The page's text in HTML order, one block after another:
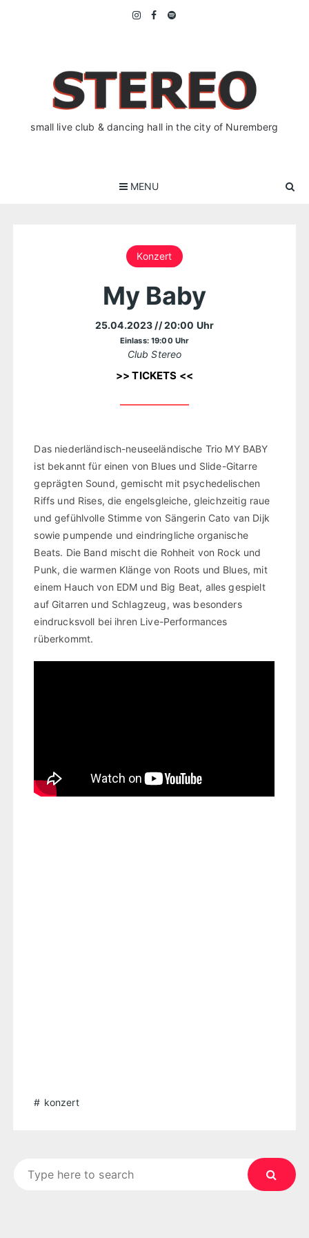
small live club & dancing hall in the city of Nuremberg
MENU
Konzert
My Baby
25.04.2023 // 20:00 Uhr
Einlass: 19:00 Uhr
Club Stereo
>> TICKETS <<
Das niederländisch-neuseeländische Trio MY BABY
ist bekannt für einen von Blues und Slide-Gitarre
geprägten Sound, gemischt mit psychedelischen
Riffs und Rises, die engelsgleiche, gleichzeitig raue
und gefühlvolle Stimme von Sängerin Cato van Dijk
sowie pumpende und eindringliche organische
Beats. Die Band mischt die Rohheit von Rock und
Punk, die warmen Klänge von Roots und Blues, mit
einem Hauch von EDM und Big Beat, alles gespielt
auf Gitarren und Schlagzeug, was besonders
eindrucksvoll bei ihren Live-Performances
rüberkommt.
konzert